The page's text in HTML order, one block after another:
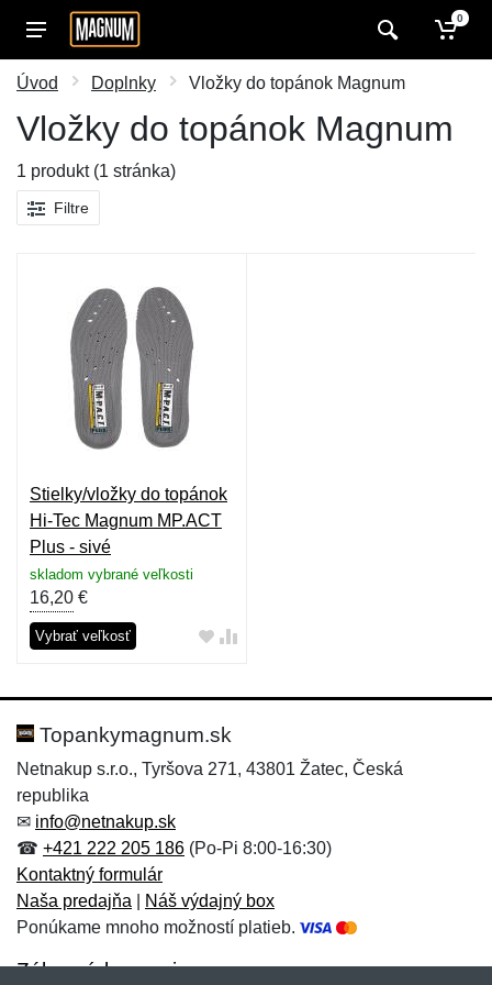
0
Úvod Doplnky Vložky do topánok Magnum
Vložky do topánok Magnum
1 produkt (1 stránka)
Filtre
Stielky/vložky do topánok
Hi-Tec Magnum MP.ACT
Plus - sivé
skladom vybrané veľkosti
16,20 €
Vybrať veľkosť
Topankymagnum.sk
Netnakup s.r.o., Tyršova 271, 43801 Žatec, Česká
republika
✉ info@netnakup.sk
☎ +421 222 205 186 (Po-Pi 8:00-16:30)
Kontaktný formulár
Naša predajňa
Náš výdajný box
Ponúkame mnoho možností platieb.
Zákaznícky servis